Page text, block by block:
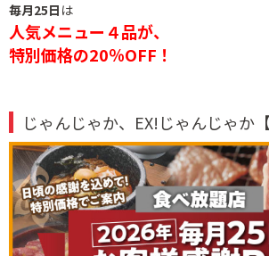
毎月25日 は
人気メニュー４品が、
特別価格の20％OFF！
じゃんじゃか、EX!じゃんじゃか